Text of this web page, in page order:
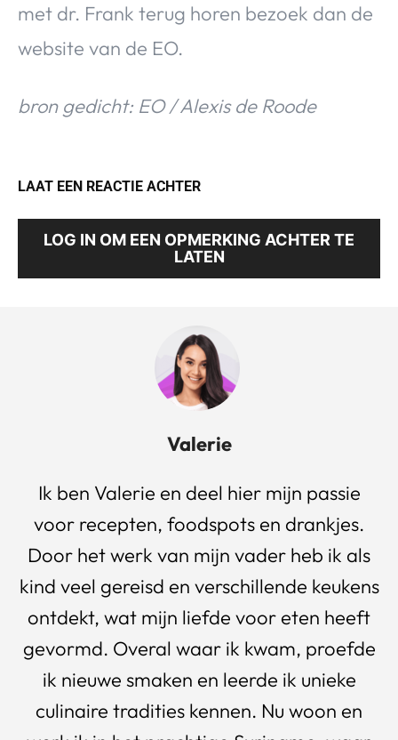
met dr. Frank terug horen bezoek dan de
website van de EO.
bron gedicht: EO / Alexis de Roode
LAAT EEN REACTIE ACHTER
LOG IN OM EEN OPMERKING ACHTER TE
LATEN
Valerie
Ik ben Valerie en deel hier mijn passie
voor recepten, foodspots en drankjes.
Door het werk van mijn vader heb ik als
kind veel gereisd en verschillende keukens
ontdekt, wat mijn liefde voor eten heeft
gevormd. Overal waar ik kwam, proefde
ik nieuwe smaken en leerde ik unieke
culinaire tradities kennen. Nu woon en